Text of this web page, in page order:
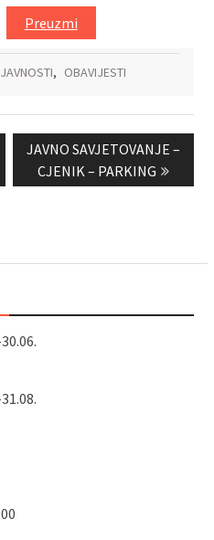
Preuzmi
, OBAVIJESTI
Next
post:
JAVNO SAVJETOVANJE –
CJENIK – PARKING